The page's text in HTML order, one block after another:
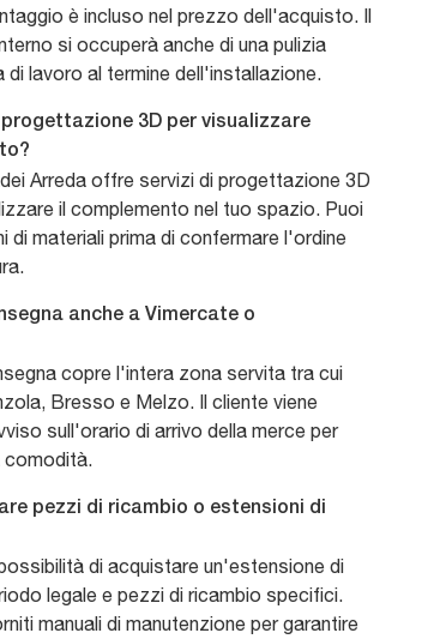
è incluso nel prezzo dell'acquisto. Il
si occuperà anche di una pulizia
di lavoro al termine dell'installazione.
progettazione 3D per visualizzare
Arreda offre servizi di progettazione 3D
il complemento nel tuo spazio. Puoi
di materiali prima di confermare l'ordine
anche a Vimercate o
copre l'intera zona servita tra cui
Bresso e Melzo. Il cliente viene
sull'orario di arrivo della merce per
pezzi di ricambio o estensioni di
di acquistare un'estensione di
legale e pezzi di ricambio specifici.
manuali di manutenzione per garantire